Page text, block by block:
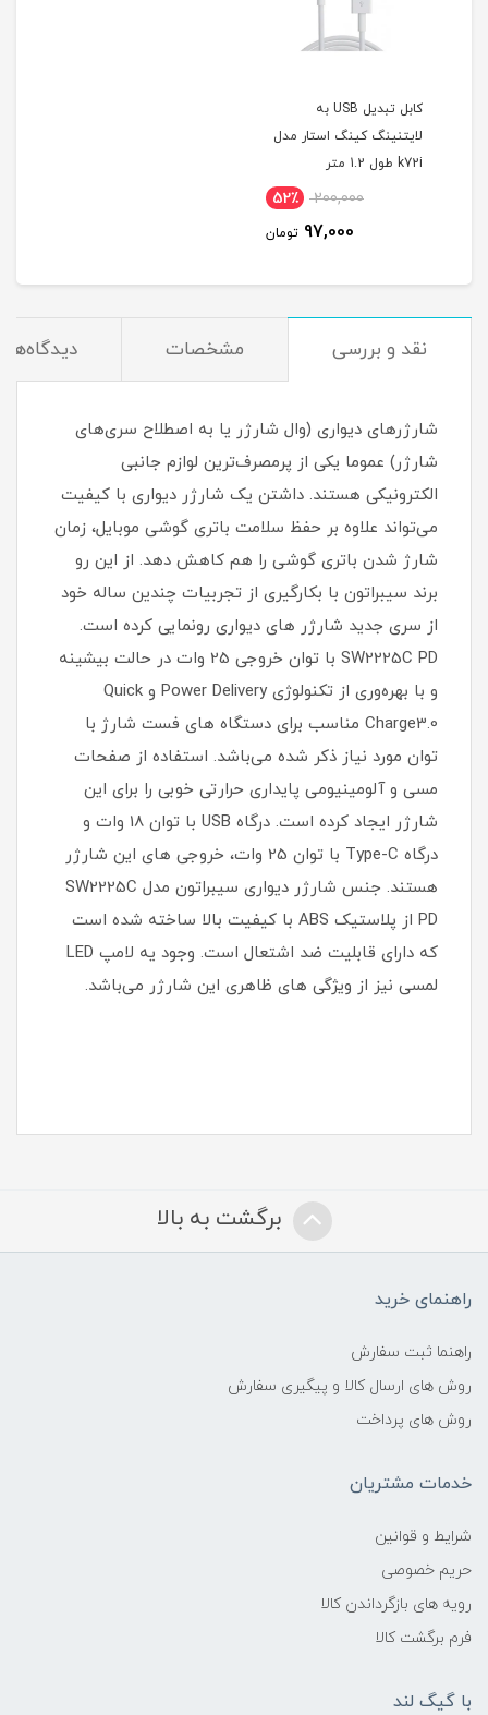
کابل تبدیل USB به
لایتنینگ کینگ استار مدل
k72i طول 1.2 متر
200,000 52٪
97,000 تومان
نقد و بررسی مشخصات دیدگاه‌ها
شارژرهای دیواری (وال شارژر یا به اصطلاح سری‌های
شارژر) عموما یکی از پرمصرف‌ترین لوازم جانبی
الکترونیکی هستند. داشتن یک شارژر دیواری با کیفیت
می‌تواند علاوه بر حفظ سلامت باتری گوشی موبایل، زمان
شارژ شدن باتری گوشی را هم کاهش دهد. از این رو
برند سیبراتون با بکارگیری از تجربیات چندین ساله خود
از سری جدید شارژر های دیواری رونمایی کرده است.
SW2225C PD با توان خروجی 25 وات در حالت بیشینه
و با بهره‌وری از تکنولوژی Power Delivery و Quick
Charge3.0 مناسب برای دستگاه های فست شارژ با
توان مورد نیاز ذکر شده می‌باشد. استفاده از صفحات
مسی و آلومینیومی پایداری حرارتی خوبی را برای این
شارژر ایجاد کرده است. درگاه USB با توان 18 وات و
درگاه Type-C با توان 25 وات، خروجی های این شارژر
هستند. جنس شارژر دیواری سیبراتون مدل SW2225C
PD از پلاستیک ABS با کیفیت بالا ساخته شده است
که دارای قابلیت ضد اشتعال است. وجود یه لامپ LED
لمسی نیز از ویژگی های ظاهری این شارژر می‌باشد.
برگشت به بالا
راهنمای خرید
راهنما ثبت سفارش
روش های ارسال کالا و پیگیری سفارش
روش های پرداخت
خدمات مشتریان
شرایط و قوانین
حریم خصوصی
رویه های بازگرداندن کالا
فرم برگشت کالا
با گیگ لند